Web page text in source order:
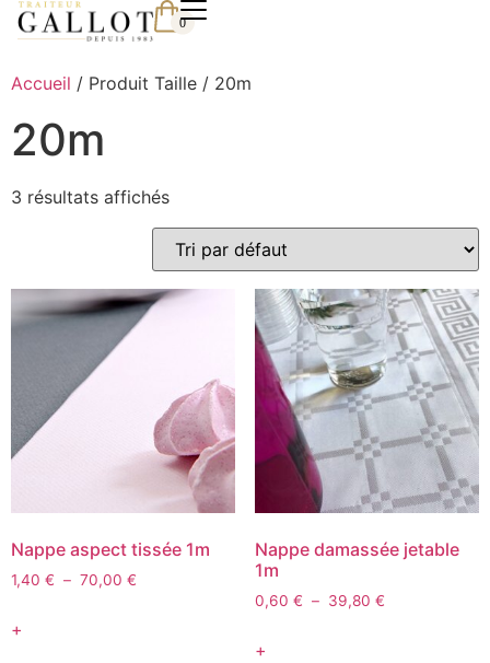
0
Accueil / Produit Taille / 20m
20m
3 résultats affichés
Nappe aspect tissée 1m
1,40 € – 70,00 €
+
Nappe damassée jetable
1m
0,60 € – 39,80 €
+